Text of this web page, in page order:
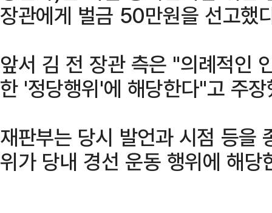
장관에게 벌금 50만원을 선고했
앞서 김 전 장관 측은 "의례적인
한 '정당행위'에 해당한다"고 주
재판부는 당시 발언과 시점 등을
위가 당내 경선 운동 행위에 해당